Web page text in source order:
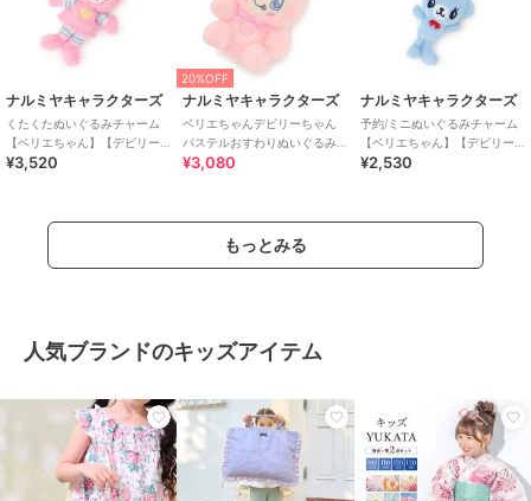
ナルミヤキャラクターズ
くたくたぬいぐるみチャーム
【ベリエちゃん】【デビリー
ちゃん】【ブルーベリエちゃ
¥3,520
20%OFF
ナルミヤキャラクターズ
ベリエちゃんデビリーちゃん
パステルおすわりぬいぐるみ
チャーム
¥3,080
ナルミヤキャラクターズ
予約/ミニぬいぐるみチャーム
【ベリエちゃん】【デビリー
ちゃん】【ブルーベリエちゃ
¥2,530
もっとみる
人気ブランドのキッズアイテム